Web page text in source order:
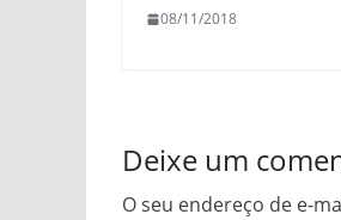
08/11/2018
Deixe um
O seu endereço de e-